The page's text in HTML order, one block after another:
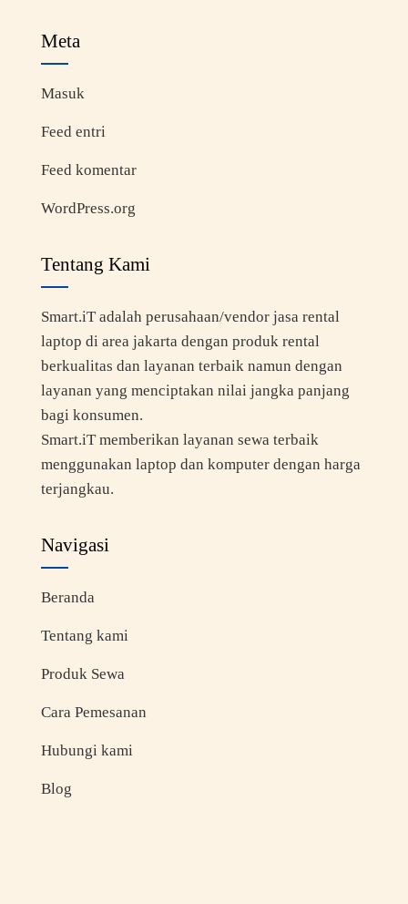
Meta
Masuk
Feed entri
Feed komentar
WordPress.org
Tentang Kami
Smart.iT adalah perusahaan/vendor jasa rental
laptop di area jakarta dengan produk rental
berkualitas dan layanan terbaik namun dengan
layanan yang menciptakan nilai jangka panjang
bagi konsumen.
Smart.iT memberikan layanan sewa terbaik
menggunakan laptop dan komputer dengan harga
terjangkau.
Navigasi
Beranda
Tentang kami
Produk Sewa
Cara Pemesanan
Hubungi kami
Blog